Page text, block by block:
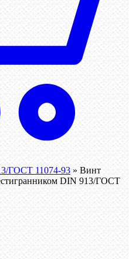
ГОСТ 11074-93 » Винт
DIN 913/ГОСТ